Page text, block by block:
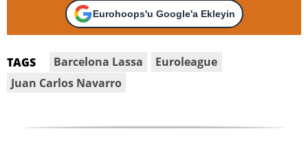
Eurohoops'u Google'a Ekleyin
TAGS Barcelona Lassa
Euroleague
Juan Carlos Navarro